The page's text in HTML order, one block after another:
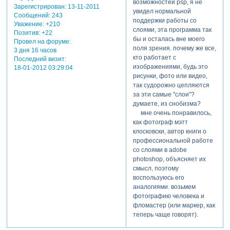
это и принято для dvd в
mpeg2. при частоте показа
25 кадров в секунду (25 fps -
стандарт для
телевизионной системы
pal) поток может достичь
9.716 мбит/с (хм...а это
неслабо..., dvd+rw может и
не потянуть на
воспроизведении). при
таких условиях на диск
влезет до 1 часа видео
(capacity: up to 1 hour).
прочее там неинтересно.
четвертая вкладка
определяет процесс самой
записи. верхний комбобокс
(dvd writer) позволяет нам
куда мы поместили
болванку для записи. там
много других
занимательных установок,
формата :
version 2
профиль
main@main
формата : да
параметр
матрицы
умолчанию
параметр gop
формата : m=3,
n=15
продолжительность
вид битрейта :
переменный
битрейт : 7412
максимальный
битрейт : 7447
кбит/сек
ширина : 720
иметь возможность
выводить одно и то же
изображение на разных
устройствах было принято
воистину мудрое решение -
размер пикселя не
фиксировать в его
свойствах, а определять
самим устройством вывода.
и тогда из геометрических
характеристик пикселя
остается только его форма.
так какой же формы
пиксель? круглый, как
лампочка на мозаичных
информационных табло,
висящих на улицах наших
городов? квадратный?
прямоугольный? а может,
он шестигранный?
оказывается и тут все
неоднозначно.
у струйного принтера,
Зарегистрирован: 13-11-2011
Сообщений:243
Уважение: +210
Позитив: +22
Провел на форуме:
3 дня 16 часов
Последний визит:
18-01-2012 03:29:04
возможностей psp, я не
увидел нормальной
поддержки работы со
слоями, эта программа так
бы и осталась вне моего
поля зрения. почему же все,
кто работает с
изображениями, будь это
рисунки, фото или видео,
так судорожно цепляются
за эти самые "слои"?
думаете, из снобизма?
мне очень понравилось,
как фотограф мэтт
клосковски, автор книги о
профессиональной работе
со слоями в adobe
photoshop, объясняет их
смысл, поэтому
воспользуюсь его
аналогиями. возьмем
фотографию человека и
фломастер (или маркер, как
теперь чаще говорят).